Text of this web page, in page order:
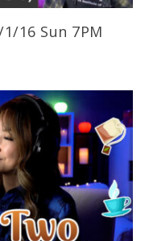
16 Sun 7PM